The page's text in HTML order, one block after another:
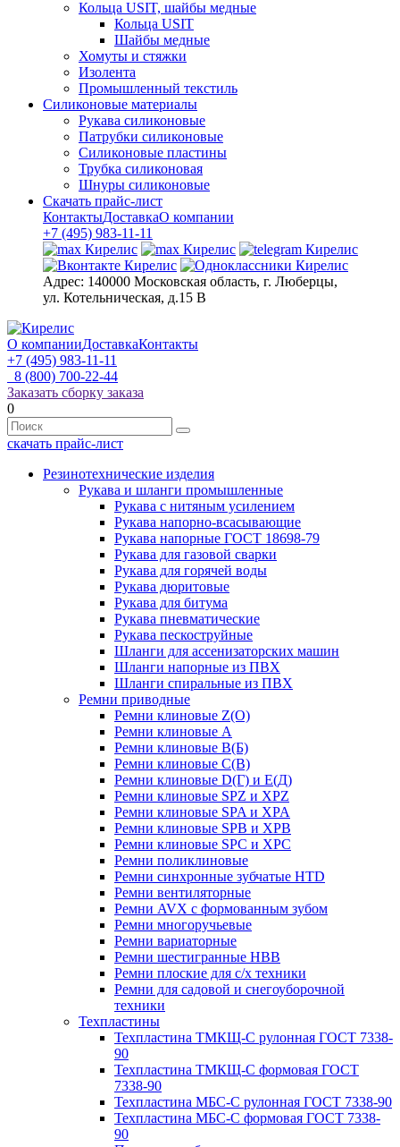
Кольца USIT, шайбы медные
Кольца USIT
Шайбы медные
Хомуты и стяжки
Изолента
Промышленный текстиль
Силиконовые материалы
Рукава силиконовые
Патрубки силиконовые
Силиконовые пластины
Трубка силиконовая
Шнуры силиконовые
Скачать прайс-лист
КонтактыДоставкаО компании
+7 (495) 983-11-11
Адрес: 140000 Московская область, г. Люберцы,
ул. Котельническая, д.15 В
О компанииДоставкаКонтакты
+7 (495) 983-11-11
8 (800) 700-22-44
Заказать сборку заказа
0
скачать прайс-лист
Резинотехнические изделия
Рукава и шланги промышленные
Рукава с нитяным усилением
Рукава напорно-всасывающие
Рукава напорные ГОСТ 18698-79
Рукава для газовой сварки
Рукава для горячей воды
Рукава дюритовые
Рукава для битума
Рукава пневматические
Рукава пескоструйные
Шланги для ассенизаторских машин
Шланги напорные из ПВХ
Шланги спиральные из ПВХ
Ремни приводные
Ремни клиновые Z(О)
Ремни клиновые А
Ремни клиновые В(Б)
Ремни клиновые С(В)
Ремни клиновые D(Г) и Е(Д)
Ремни клиновые SPZ и XPZ
Ремни клиновые SPA и XPA
Ремни клиновые SPB и XPB
Ремни клиновые SPC и XPC
Ремни поликлиновые
Ремни синхронные зубчатые HTD
Ремни вентиляторные
Ремни AVX с формованным зубом
Ремни многоручьевые
Ремни вариаторные
Ремни шестигранные HBB
Ремни плоские для с/х техники
Ремни для садовой и снегоуборочной
техники
Техпластины
Техпластина ТМКЩ-С рулонная ГОСТ 7338-
90
Техпластина ТМКЩ-С формовая ГОСТ
7338-90
Техпластина МБС-С рулонная ГОСТ 7338-90
Техпластина МБС-С формовая ГОСТ 7338-
90